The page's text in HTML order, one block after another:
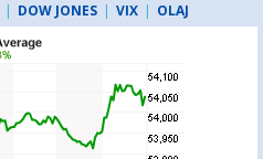
| DOW JONES | VIX | OLAJ